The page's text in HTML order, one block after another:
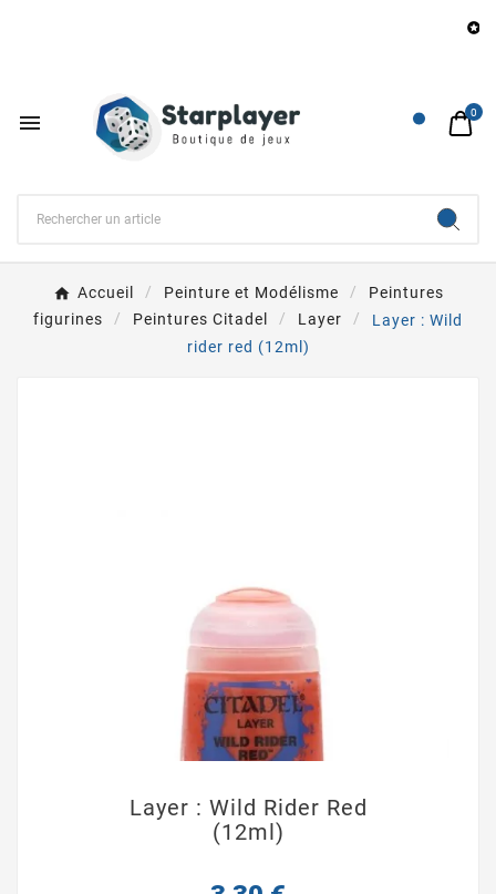

 0
Accueil Peinture et Modélisme
Peintures
figurines
Peintures Citadel Layer
Layer : Wild
rider red (12ml)
Layer : Wild Rider Red
(12ml)